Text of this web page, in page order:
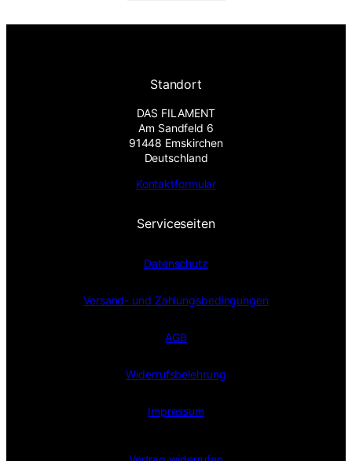
Standort
DAS FILAMENT
Am Sandfeld 6
91448 Emskirchen
Deutschland
Kontaktformular
Serviceseiten
Datenschutz
Versand- und Zahlungsbedingungen
AGB
Widerrufsbelehrung
Impressum